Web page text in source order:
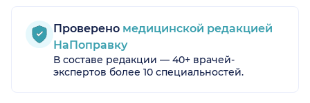
Проверено медицинской редакцией
НаПоправку
В составе редакции — 40+ врачей-
экспертов более 10 специальностей.